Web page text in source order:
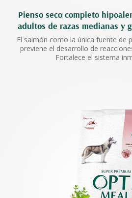
Pienso seco completo
adultos de razas medianas y
El salmón como la única fuente de
previene el desarrollo de
Fortalece el sistema